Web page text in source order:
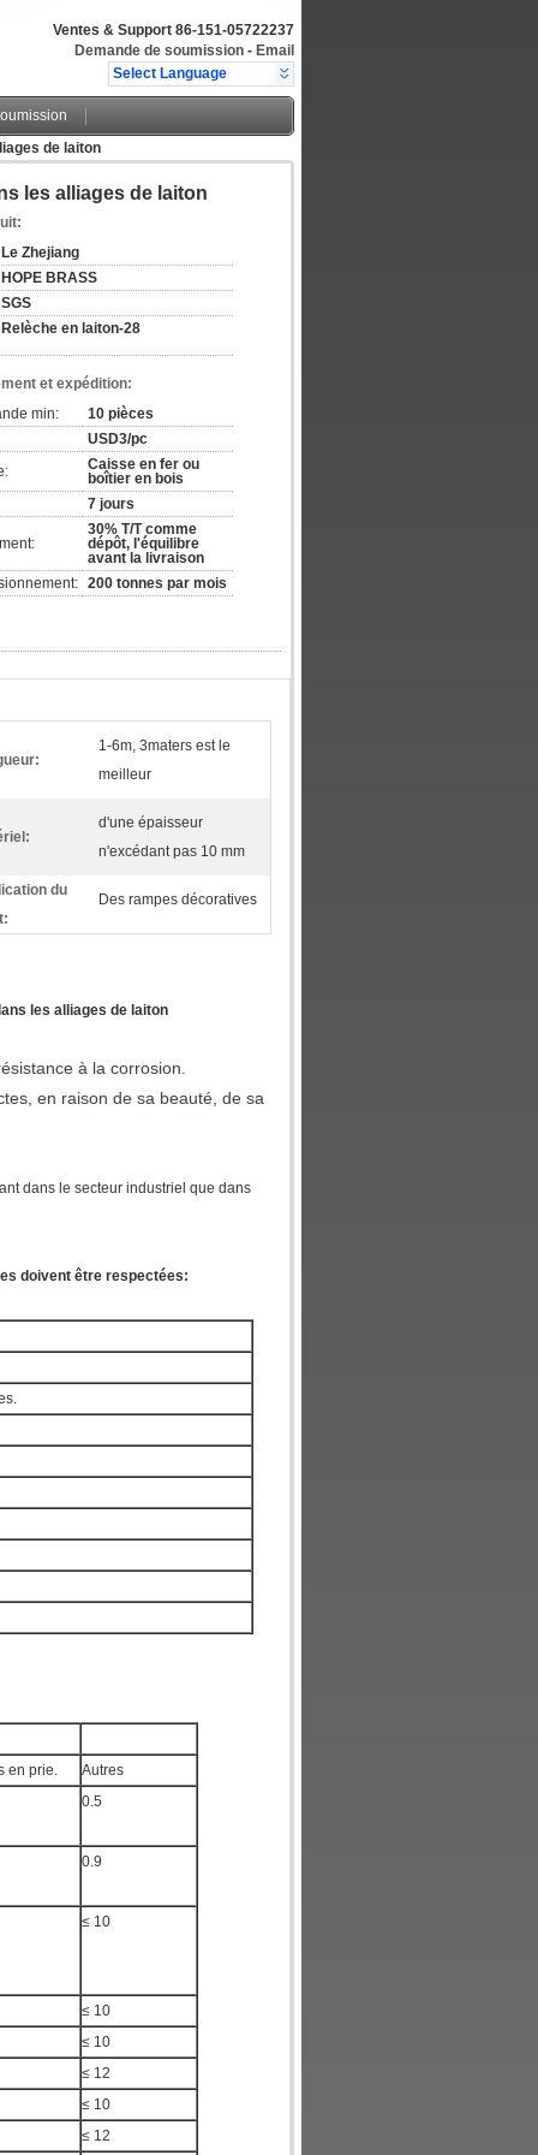
Ventes & Support 86-151-05722237
Demande de soumission - Email
Select Language
de laiton
les alliages de laiton
Le Zhejiang
HOPE BRASS
SGS
Relèche en laiton-28
et expédition:
min:
10 pièces
USD3/pc
Caisse en fer ou
boîtier en bois
7 jours
30% T/T comme
dépôt, l'équilibre
avant la livraison
200 tonnes par mois
1-6m, 3maters est le
meilleur
d'une épaisseur
n'excédant pas 10 mm
du
Des rampes décoratives
les alliages de laiton
à la corrosion.
en raison de sa beauté, de sa
dans le secteur industriel que dans
doivent être respectées:
en prie.
Autres
0.5
0.9
≤ 10
≤ 10
≤ 10
≤ 12
≤ 10
≤ 12